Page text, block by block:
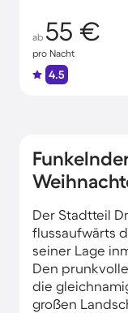
ab 55 €
pro Nacht
4.5
Der Stadtteil
flussaufwärts
seiner Lage
Den
die
großen